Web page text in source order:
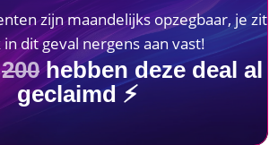
zijn maandelijks opzegbaar, je zit
in dit geval nergens aan vast!
200hebben deze deal al
geclaimd ⚡